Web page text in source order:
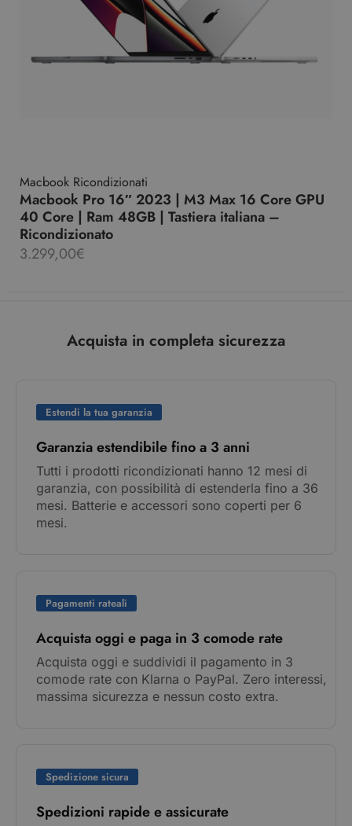
Macbook Ricondizionati
Macbook Pro 16″ 2023 | M3 Max 16 Core GPU
40 Core | Ram 48GB | Tastiera italiana –
Ricondizionato
3.299,00€
Acquista in completa sicurezza
Estendi la tua garanzia
Garanzia estendibile fino a 3 anni
Tutti i prodotti ricondizionati hanno 12 mesi di
garanzia, con possibilità di estenderla fino a 36
mesi. Batterie e accessori sono coperti per 6
mesi.
Pagamenti rateali
Acquista oggi e paga in 3 comode rate
Acquista oggi e suddividi il pagamento in 3
comode rate con Klarna o PayPal. Zero interessi,
massima sicurezza e nessun costo extra.
Spedizione sicura
Spedizioni rapide e assicurate